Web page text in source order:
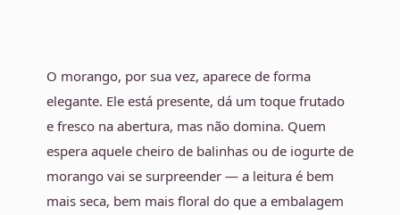
O morango, por sua vez, aparece de forma
elegante. Ele está presente, dá um toque frutado
e fresco na abertura, mas não domina. Quem
espera aquele cheiro de balinhas ou de iogurte de
morango vai se surpreender — a leitura é bem
mais seca, bem mais floral do que a embalagem